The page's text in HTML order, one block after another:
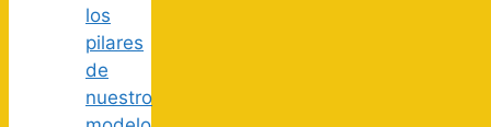
los
pilares
de
nuestro